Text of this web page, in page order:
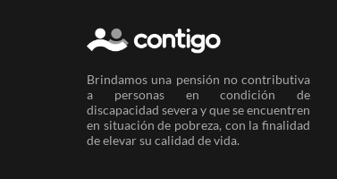
Brindamos una pensión no contributiva
a personas en condición de
discapacidad severa y que se encuentren
en situación de pobreza, con la finalidad
de elevar su calidad de vida.